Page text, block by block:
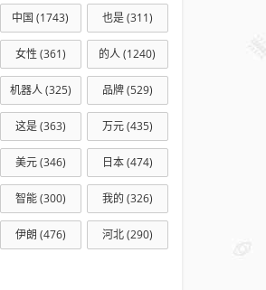
中国 (1743) 也是(311)
女性 (361) 的人(1240)
机器人(325) 品牌(529)
这是(363) 万元(435)
美元(346) 日本(474)
智能(300) 我的 (326)
伊朗 (476) 河北(290)